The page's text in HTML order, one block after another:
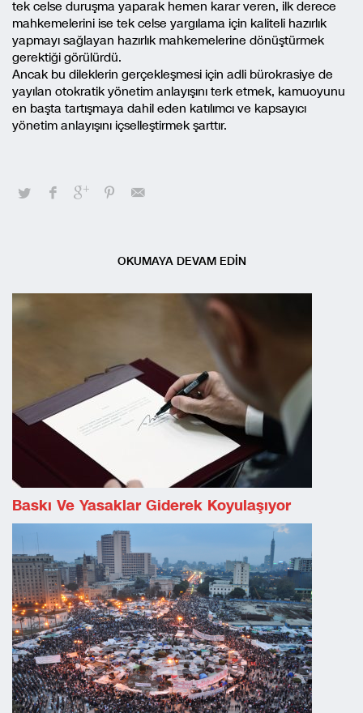
tek celse duruşma yaparak hemen karar veren, ilk derece
mahkemelerini ise tek celse yargılama için kaliteli hazırlık
yapmayı sağlayan hazırlık mahkemelerine dönüştürmek
gerektiği görülürdü.
Ancak bu dileklerin gerçekleşmesi için adli bürokrasiye de
yayılan otokratik yönetim anlayışını terk etmek, kamuoyunu
en başta tartışmaya dahil eden katılımcı ve kapsayıcı
yönetim anlayışını içselleştirmek şarttır.
OKUMAYA DEVAM EDİN
Baskı Ve Yasaklar Giderek Koyulaşıyor